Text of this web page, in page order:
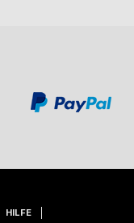
HILFE